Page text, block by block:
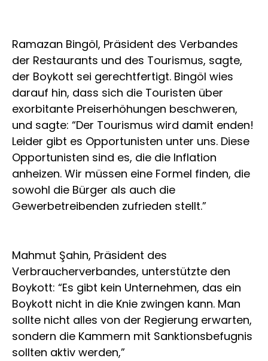
Ramazan Bingöl, Präsident des Verbandes
der Restaurants und des Tourismus, sagte,
der Boykott sei gerechtfertigt. Bingöl wies
darauf hin, dass sich die Touristen über
exorbitante Preiserhöhungen beschweren,
und sagte: “Der Tourismus wird damit enden!
Leider gibt es Opportunisten unter uns. Diese
Opportunisten sind es, die die Inflation
anheizen. Wir müssen eine Formel finden, die
sowohl die Bürger als auch die
Gewerbetreibenden zufrieden stellt.”
Mahmut Şahin, Präsident des
Verbraucherverbandes, unterstützte den
Boykott: “Es gibt kein Unternehmen, das ein
Boykott nicht in die Knie zwingen kann. Man
sollte nicht alles von der Regierung erwarten,
sondern die Kammern mit Sanktionsbefugnis
sollten aktiv werden,”